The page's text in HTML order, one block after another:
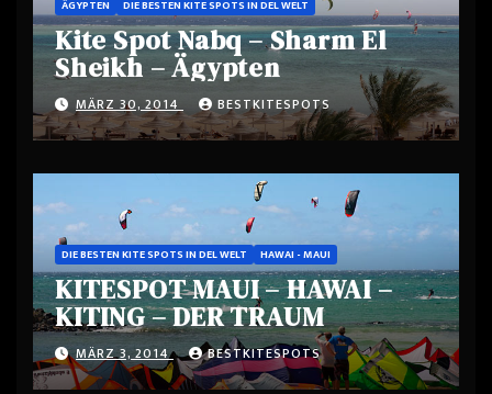
ÄGYPTEN DIE BESTEN KITE SPOTS IN DEL WELT
Kite Spot Nabq – Sharm El
Sheikh – Ägypten
MÄRZ 30, 2014 BESTKITESPOTS
DIE BESTEN KITE SPOTS IN DEL WELT HAWAI - MAUI
KITESPOT MAUI – HAWAI –
KITING – DER TRAUM
MÄRZ 3, 2014 BESTKITESPOTS